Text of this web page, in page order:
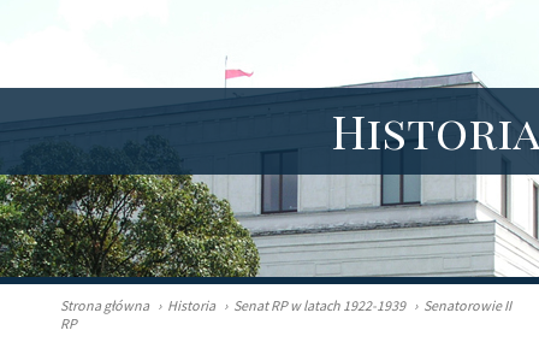
Strona główna › Historia › Senat RP w latach 1922-1939 › Senatorowie II
RP